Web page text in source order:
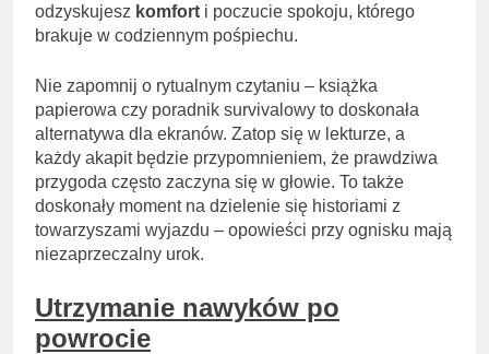
odzyskujesz komfort i poczucie spokoju, którego
brakuje w codziennym pośpiechu.
Nie zapomnij o rytualnym czytaniu – książka
papierowa czy poradnik survivalowy to doskonała
alternatywa dla ekranów. Zatop się w lekturze, a
każdy akapit będzie przypomnieniem, że prawdziwa
przygoda często zaczyna się w głowie. To także
doskonały moment na dzielenie się historiami z
towarzyszami wyjazdu – opowieści przy ognisku mają
niezaprzeczalny urok.
Utrzymanie nawyków po
powrocie